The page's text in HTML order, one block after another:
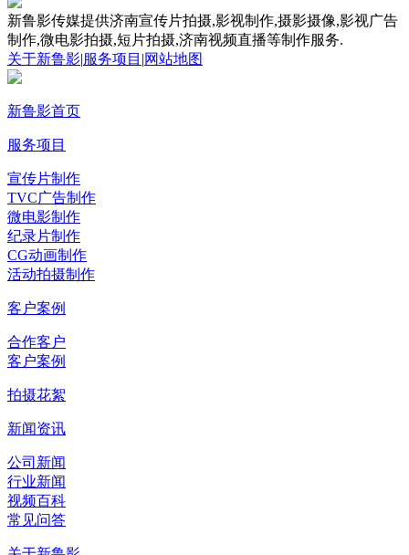
新鲁影传媒提供济南宣传片拍摄,影视制作,摄影摄像,影视广告
制作,微电影拍摄,短片拍摄,济南视频直播等制作服务.
关于新鲁影|服务项目 |网站地图
新鲁影首页
服务项目
宣传片制作
TVC广告制作
微电影制作
纪录片制作
CG动画制作
活动拍摄制作
客户案例
合作客户
客户案例
拍摄花絮
新闻资讯
公司新闻
行业新闻
视频百科
常见问答